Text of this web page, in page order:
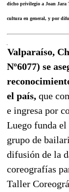
dicho privilegio a Joan Jara
cultura en general, y por
Valparaíso,
Nº6077) se
el país, que
e ingresa por
Luego funda
grupo de
difusión de la
coreografías
Taller